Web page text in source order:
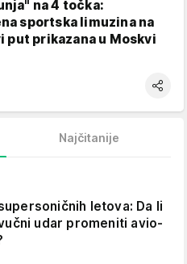
na 4 točka:
sportska limuzina na
put prikazana u Moskvi
Najčitanije
letova: Da li
udar promeniti avio-